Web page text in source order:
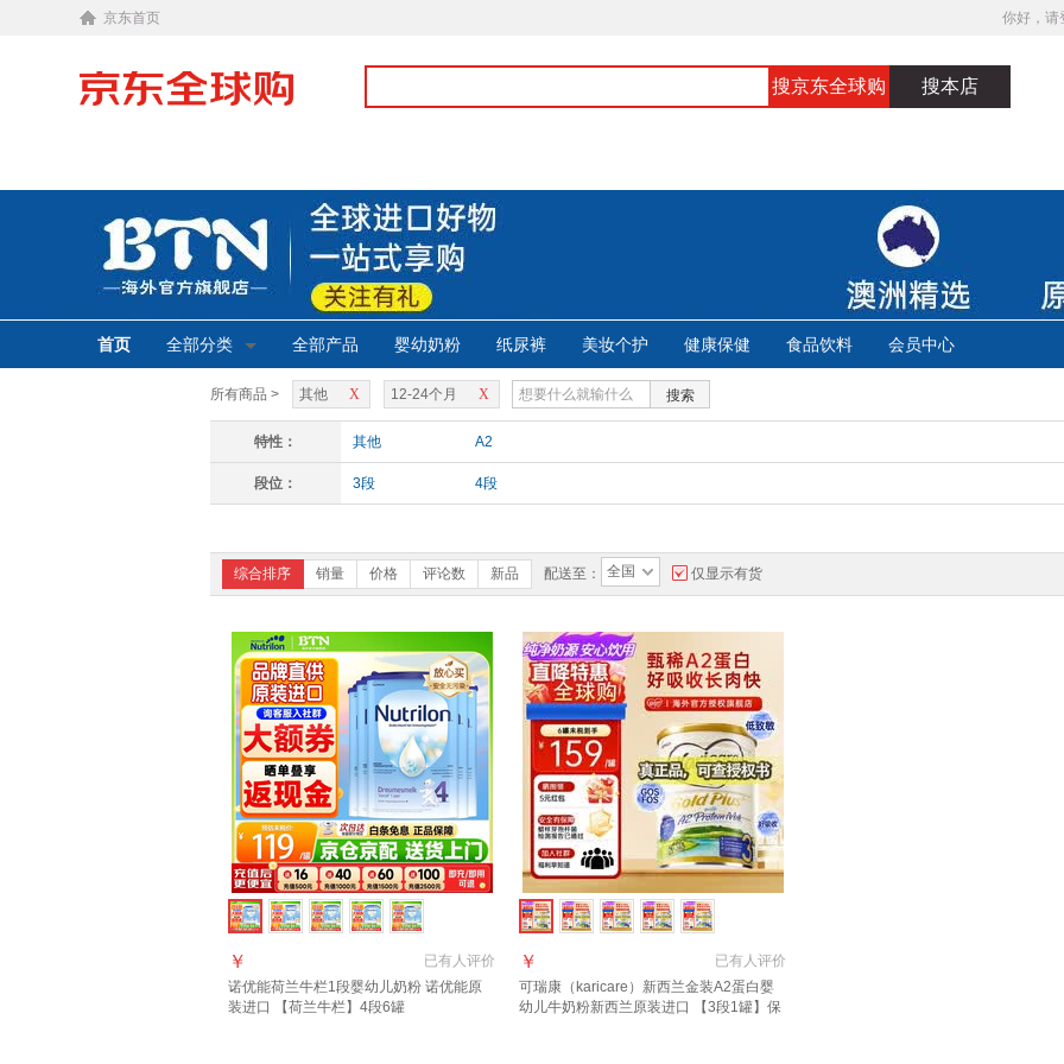
京东首页 你好，请
搜京东全球购 搜本店
首页 全部分类 全部产品 婴幼奶粉 纸尿裤 美妆个护 健康保健 食品饮料 会员中心
所有商品 > X
其他 X
12-24个月 搜索
特性： 其他 A2
段位： 3段 4段
综合排序 销量 价格 评论数 新品 配送至： 全国 仅显示有货
已有人评价
￥
诺优能荷兰牛栏1段婴幼儿奶粉 诺优能原
装进口 【荷兰牛栏】4段6罐
已有人评价
￥
可瑞康（karicare）新西兰金装A2蛋白婴
幼儿牛奶粉新西兰原装进口 【3段1罐】保